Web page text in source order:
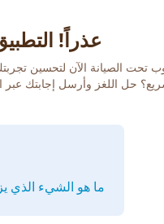
عذراً!
تحت الصيانة الآن لتحسين
حل اللغز وأرسل إجابتك
ما هو الشيء الذي